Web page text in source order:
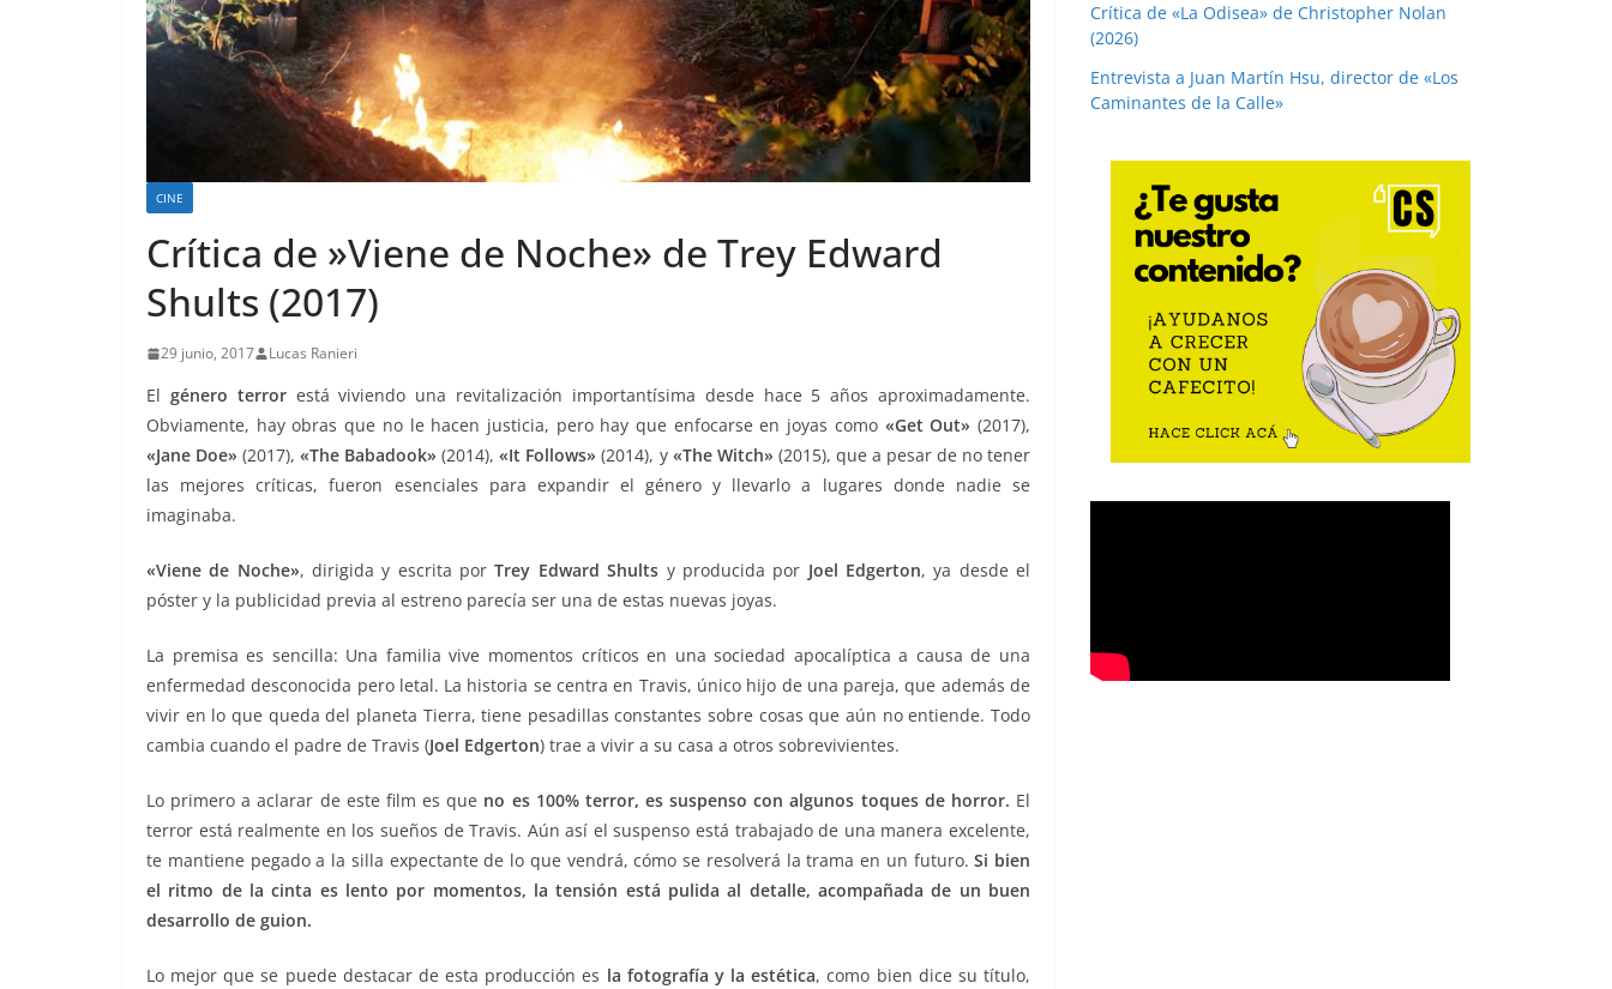
CINE
Crítica de »Viene de Noche» de Trey Edward
Shults (2017)
29 junio, 2017 Lucas Ranieri
El género terrorestá viviendo una revitalización importantísima desde hace 5 años aproximadamente.
Obviamente, hay obras que no le hacen justicia, pero hay que enfocarse en joyas como «Get Out» (2017),
«Jane Doe» (2017),«The Babadook» (2014),«It Follows» (2014), y «The Witch» (2015), que a pesar de no tener
las mejores críticas, fueron esenciales para expandir el género y llevarlo a lugares donde nadie se
imaginaba.
«Viene de Noche», dirigida y escrita porTrey Edward Shults y producida por Joel Edgerton, ya desde el
póster y la publicidad previa al estreno parecía ser una de estas nuevas joyas.
La premisa es sencilla: Una familia vive momentos críticos en una sociedad apocalíptica a causa de una
enfermedad desconocida pero letal. La historia se centra en Travis, único hijo de una pareja, que además de
vivir en lo que queda del planeta Tierra, tiene pesadillas constantes sobre cosas que aún no entiende. Todo
cambia cuando el padre de Travis (Joel Edgerton) trae a vivir a su casa a otros sobrevivientes.
Lo primero a aclarar de este film es que no es 100% terror, es suspenso con algunos toques de horror. El
terror está realmente en los sueños de Travis. Aún así el suspenso está trabajado de una manera excelente,
te mantiene pegado a la silla expectante de lo que vendrá, cómo se resolverá la trama en un futuro.Si bien
el ritmo de la cinta es lento por momentos, la tensión está pulida al detalle, acompañada de un buen
desarrollo de guion.
Lo mejor que se puede destacar de esta producción es la fotografía y la estética, como bien dice su título,
Crítica de «La Odisea» de Christopher Nolan
(2026)
Entrevista a Juan Martín Hsu, director de «Los
Caminantes de la Calle»